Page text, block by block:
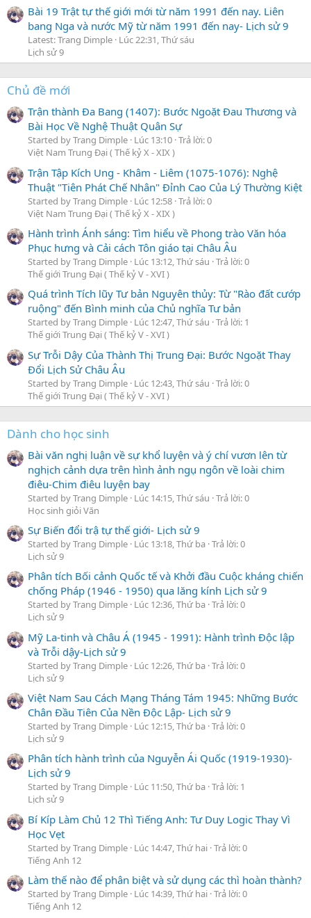
Bài 19 Trật tự thế giới mới từ năm 1991 đến nay. Liên
bang Nga và nước Mỹ từ năm 1991 đến nay- Lịch sử 9
Latest: Trang Dimple Lúc 22:31, Thứ sáu
Lịch sử 9
Chủ đề mới
Trận thành Đa Bang (1407): Bước Ngoặt Đau Thương và
Bài Học Về Nghệ Thuật Quân Sự
Started by Trang Dimple Lúc 13:10 Trả lời: 0
Việt Nam Trung Đại ( Thế kỷ X - XIX )
Trận Tập Kích Ung - Khâm - Liêm (1075-1076): Nghệ
Thuật "Tiên Phát Chế Nhân" Đỉnh Cao Của Lý Thường Kiệt
Started by Trang Dimple Lúc 12:58 Trả lời: 0
Việt Nam Trung Đại ( Thế kỷ X - XIX )
Hành trình Ánh sáng: Tìm hiểu về Phong trào Văn hóa
Phục hưng và Cải cách Tôn giáo tại Châu Âu
Started by Trang Dimple Lúc 13:12, Thứ sáu Trả lời: 0
Thế giới Trung Đại ( Thế kỷ V - XVI )
Quá trình Tích lũy Tư bản Nguyên thủy: Từ "Rào đất cướp
ruộng" đến Bình minh của Chủ nghĩa Tư bản
Started by Trang Dimple Lúc 12:47, Thứ sáu Trả lời: 1
Thế giới Trung Đại ( Thế kỷ V - XVI )
Sự Trỗi Dậy Của Thành Thị Trung Đại: Bước Ngoặt Thay
Đổi Lịch Sử Châu Âu
Started by Trang Dimple Lúc 12:43, Thứ sáu Trả lời: 0
Thế giới Trung Đại ( Thế kỷ V - XVI )
Dành cho học sinh
Bài văn nghị luận về sự khổ luyện và ý chí vươn lên từ
nghịch cảnh dựa trên hình ảnh ngụ ngôn về loài chim
điêu-Chim điêu luyện bay
Started by Trang Dimple Lúc 14:15, Thứ sáu Trả lời: 0
Học sinh giỏi Văn
Sự Biến đổi trậ tự thế giới- Lịch sử 9
Started by Trang Dimple Lúc 13:18, Thứ ba Trả lời: 0
Lịch sử 9
Phân tích Bối cảnh Quốc tế và Khởi đầu Cuộc kháng chiến
chống Pháp (1946 - 1950) qua lăng kính Lịch sử 9
Started by Trang Dimple Lúc 12:36, Thứ ba Trả lời: 0
Lịch sử 9
Mỹ La-tinh và Châu Á (1945 - 1991): Hành trình Độc lập
và Trỗi dậy-Lịch sử 9
Started by Trang Dimple Lúc 12:26, Thứ ba Trả lời: 0
Lịch sử 9
Việt Nam Sau Cách Mạng Tháng Tám 1945: Những Bước
Chân Đầu Tiên Của Nền Độc Lập- Lịch sử 9
Started by Trang Dimple Lúc 12:15, Thứ ba Trả lời: 0
Lịch sử 9
Phân tích hành trình của Nguyễn Ái Quốc (1919-1930)-
Lịch sử 9
Started by Trang Dimple Lúc 11:50, Thứ ba Trả lời: 1
Lịch sử 9
Bí Kíp Làm Chủ 12 Thì Tiếng Anh: Tư Duy Logic Thay Vì
Học Vẹt
Started by Trang Dimple Lúc 14:47, Thứ hai Trả lời: 0
Tiếng Anh 12
Làm thế nào để phân biệt và sử dụng các thì hoàn thành?
Started by Trang Dimple Lúc 14:39, Thứ hai Trả lời: 0
Tiếng Anh 12